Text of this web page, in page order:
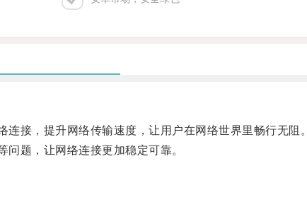
接，提升网络传输速度，让用户在网络世界里畅行无阻。
题，让网络连接更加稳定可靠。